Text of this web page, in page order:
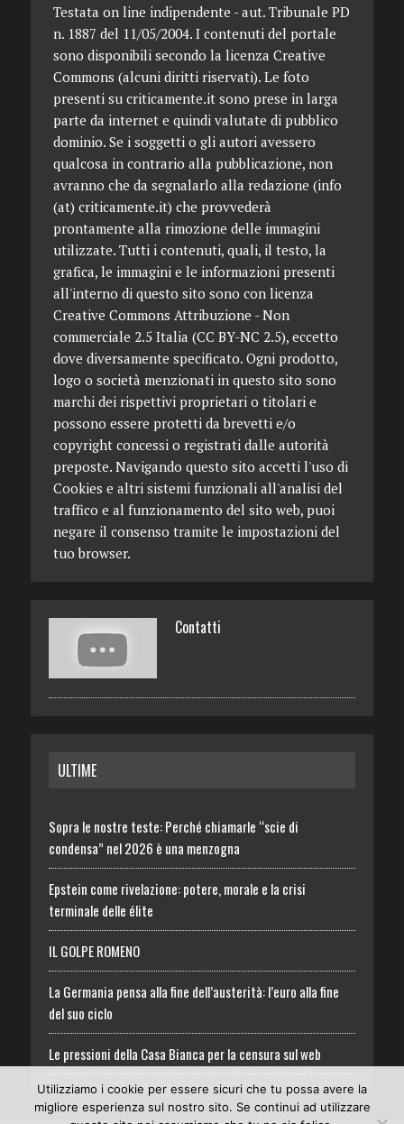
Testata on line indipendente - aut. Tribunale PD
n. 1887 del 11/05/2004. I contenuti del portale
sono disponibili secondo la licenza Creative
Commons (alcuni diritti riservati). Le foto
presenti su criticamente.it sono prese in larga
parte da internet e quindi valutate di pubblico
dominio. Se i soggetti o gli autori avessero
qualcosa in contrario alla pubblicazione, non
avranno che da segnalarlo alla redazione (info
(at) criticamente.it) che provvederà
prontamente alla rimozione delle immagini
utilizzate. Tutti i contenuti, quali, il testo, la
grafica, le immagini e le informazioni presenti
all'interno di questo sito sono con licenza
Creative Commons Attribuzione - Non
commerciale 2.5 Italia (CC BY-NC 2.5), eccetto
dove diversamente specificato. Ogni prodotto,
logo o società menzionati in questo sito sono
marchi dei rispettivi proprietari o titolari e
possono essere protetti da brevetti e/o
copyright concessi o registrati dalle autorità
preposte. Navigando questo sito accetti l'uso di
Cookies e altri sistemi funzionali all'analisi del
traffico e al funzionamento del sito web, puoi
negare il consenso tramite le impostazioni del
tuo browser.
Contatti
ULTIME
Sopra le nostre teste: Perché chiamarle “scie di
condensa” nel 2026 è una menzogna
Epstein come rivelazione: potere, morale e la crisi
terminale delle élite
IL GOLPE ROMENO
La Germania pensa alla fine dell’austerità: l’euro alla fine
del suo ciclo
Le pressioni della Casa Bianca per la censura sul web
Utilizziamo i cookie per essere sicuri che tu possa avere la
migliore esperienza sul nostro sito. Se continui ad utilizzare